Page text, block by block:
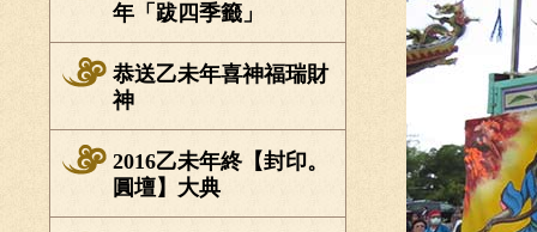
年「跋四季籤」
恭送乙未年喜神福瑞財
神
2016乙未年終【封印。
圓壇】大典